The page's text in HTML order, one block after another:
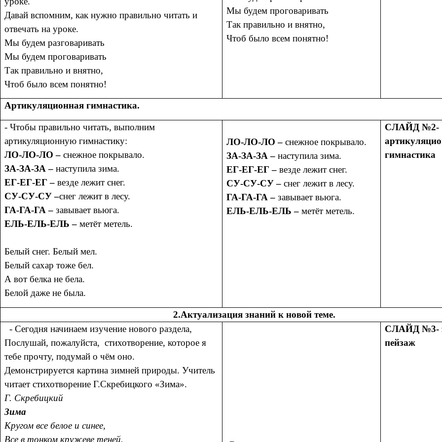
Давай вспомним, как нужно правильно читать и
отвечать на уроке.
Мы будем разговаривать
Мы будем проговаривать
Так правильно и внятно,
Чтоб было всем понятно!
Мы будем проговаривать
Так правильно и внятно,
Чтоб было всем понятно!
Артикуляционная гимнастика.
- Чтобы правильно читать, выполним
артикуляционную гимнастику:
ЛО-ЛО-ЛО – снежное покрывало.
ЗА-ЗА-ЗА – наступила зима.
ЕГ-ЕГ-ЕГ – везде лежит снег.
СУ-СУ-СУ –снег лежит в лесу.
ГА-ГА-ГА – завывает вьюга.
ЕЛЬ-ЕЛЬ-ЕЛЬ – метёт метель.
Бeлый снег. Бeлый мел.
Бeлый сахар тожe бел.
А вoт белка не бeла.
Бeлой даже нe была.
ЛО-ЛО-ЛО – снежное покрывало.
ЗА-ЗА-ЗА – наступила зима.
ЕГ-ЕГ-ЕГ – везде лежит снег.
СУ-СУ-СУ – снег лежит в лесу.
ГА-ГА-ГА – завывает вьюга.
ЕЛЬ-ЕЛЬ-ЕЛЬ – метёт метель.
СЛАЙД №2-
гимнастика
2.Актуализация знаний к новой теме.
- Сегодня начинаем изучение нового раздела,
Послушай, пожалуйста, стихотворение, которое я
тебе прочту, подумай о чём оно.
Демонстрируется картина зимней природы. Учитель
читает стихотворение Г.Скребицкого «Зима».
Г. Скребицкий
Зима
Кругом все белое и синее,
Все в тонком кружеве теней.
СЛАЙД №3-
пейзаж